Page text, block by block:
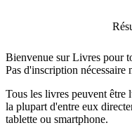
Bienvenue sur Livres pour
Pas d'inscription nécessaire
Tous les livres peuvent être
la plupart d'entre eux
tablette ou smartphone.